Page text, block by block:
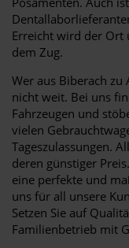
Erreicht wird der Ort
dem Zug.
Wer aus Biberach
nicht weit. Bei uns
Fahrzeugen und
vielen
Tageszulassungen.
deren günstiger
eine perfekte und
uns für all unsere
Setzen Sie auf
Familienbetrieb mit